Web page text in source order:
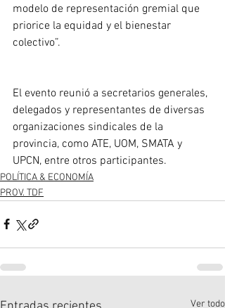
modelo de representación gremial que
priorice la equidad y el bienestar
colectivo”.
El evento reunió a secretarios generales,
delegados y representantes de diversas
organizaciones sindicales de la
provincia, como ATE, UOM, SMATA y
UPCN, entre otros participantes.
POLÍTICA & ECONOMÍA
PROV. TDF
Ver todo